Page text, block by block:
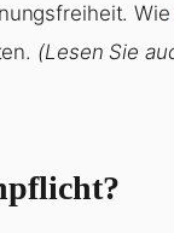
Wie
(Lesen Sie